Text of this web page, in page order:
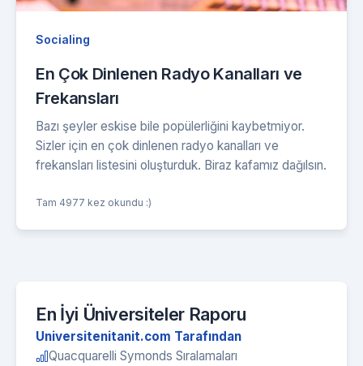
Socialing
En Çok Dinlenen Radyo Kanalları ve
Frekansları
Bazı şeyler eskise bile popülerliğini kaybetmiyor.
Sizler için en çok dinlenen radyo kanalları ve
frekansları listesini oluşturduk. Biraz kafamız dağılsın.
Tam 4977 kez okundu :)
En İyi Üniversiteler Raporu
Universitenitanit.com Tarafından
Quacquarelli Symonds Sıralamaları